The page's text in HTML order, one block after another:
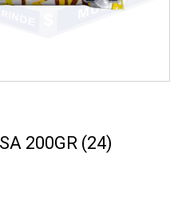
200GR (24)